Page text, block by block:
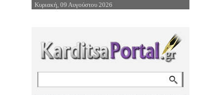
Επιστροφή στην Πλοήγηση
Κυριακή, 09 Αυγούστου 2026